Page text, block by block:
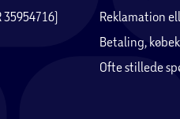
tiltænkt, med Filmmaker
farve, billedhastighed
35954716)
Reklamation
Betaling,
Ofte stillede